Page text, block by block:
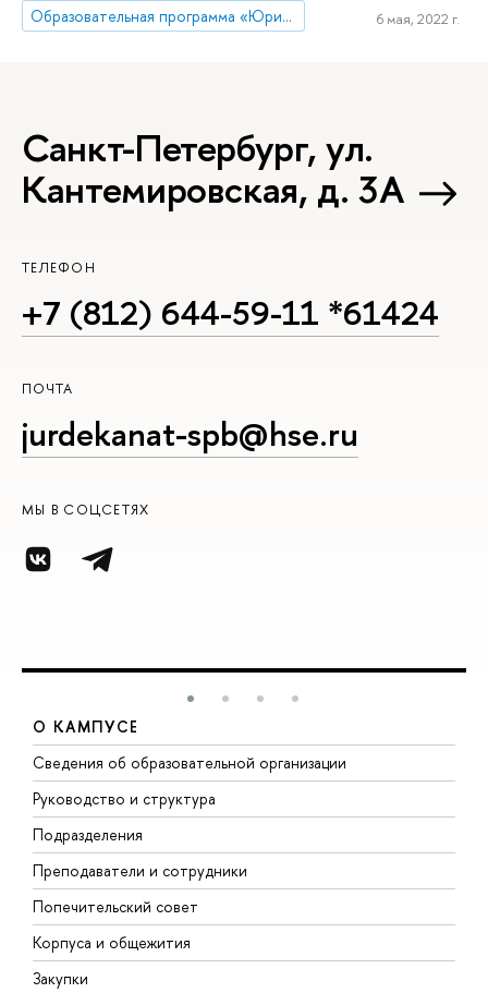
Образовательная программа «Юриспруденция»
6 мая, 2022 г.
Санкт-Петербург, ул.
Кантемировская, д. 3А
ТЕЛЕФОН
+7 (812) 644-59-11 *61424
ПОЧТА
jurdekanat-spb@hse.ru
МЫ В СОЦСЕТЯХ
О КАМПУСЕ
Сведения об образовательной организации
Руководство и структура
Подразделения
Преподаватели и сотрудники
Попечительский совет
Корпуса и общежития
Закупки